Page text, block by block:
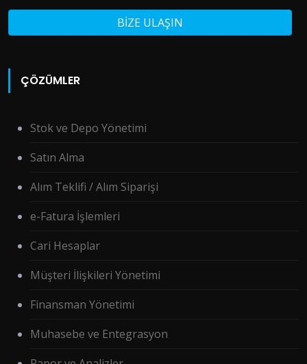
BİZE ULAŞIN
ÇÖZÜMLER
Stok ve Depo Yönetimi
Satın Alma
Alım Teklifi / Alım Siparişi
e-Fatura İşlemleri
Cari Hesaplar
Müşteri İlişkileri Yönetimi
Finansman Yönetimi
Muhasebe ve Entegrasyon